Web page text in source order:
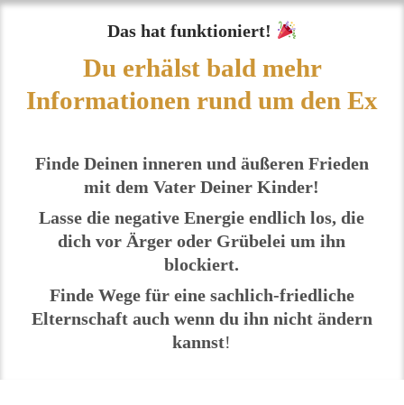
Das hat funktioniert!
Du erhälst bald mehr
Informationen rund um den Ex
Finde Deinen inneren und äußeren Frieden
mit dem Vater Deiner Kinder!
Lasse die negative Energie endlich los, die
dich vor Ärger oder Grübelei um ihn
blockiert.
Finde Wege für eine sachlich-friedliche
Elternschaft auch wenn du ihn nicht ändern
kannst!